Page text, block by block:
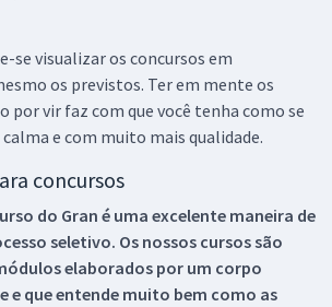
se visualizar os concursos em
os previstos. Ter em mente os
por vir faz com que você tenha como se
e com muito mais qualidade.
concursos
do Gran é uma excelente maneira de
seletivo. Os nossos cursos são
elaborados por um corpo
e que entende muito bem como as